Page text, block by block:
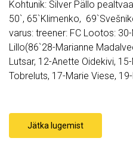
Kohtunik: Silver Pällo
50`, 65`Klimenko,
varus: treener: FC Lootos:
Lillo(86`28-Marianne
Lutsar, 12-Anette Oidekivi,
Tobreluts, 17-Marie Viese,
Jätka lugemist